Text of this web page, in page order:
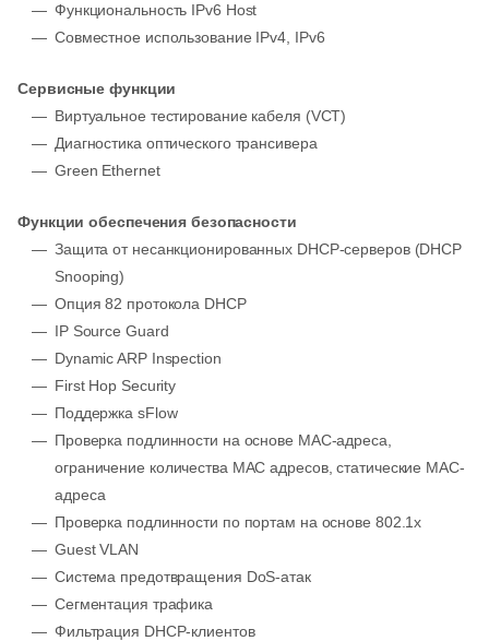
Функциональность IPv6 Host
Совместное использование IPv4, IPv6
Сервисные функции
Виртуальное тестирование кабеля (VCT)
Диагностика оптического трансивера
Green Ethernet
Функции обеспечения безопасности
Защита от несанкционированных DHCP-серверов (DHCP
Snooping)
Опция 82 протокола DHCP
IP Source Guard
Dynamic ARP Inspection
First Hop Security
Поддержка sFlow
Проверка подлинности на основе MAC-адреса,
ограничение количества MAC адресов, статические MAC-
адреса
Проверка подлинности по портам на основе 802.1x
Guest VLAN
Система предотвращения DoS-атак
Сегментация трафика
Фильтрация DHCP-клиентов